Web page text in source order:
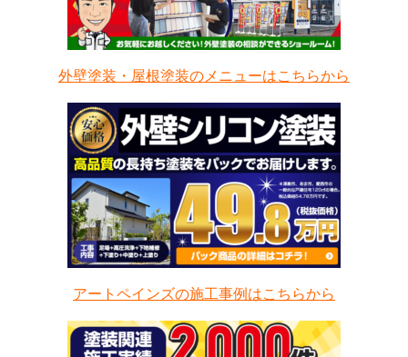
外壁塗装・屋根塗装のメニューはこちらから
アートペインズの施工事例はこちらから